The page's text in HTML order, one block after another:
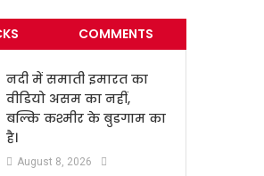
COMMENTS
नदी में समाती इमारत का
वीडियो असम का नहीं,
बल्कि कश्मीर के बुडगाम का
है।
August 8, 2026